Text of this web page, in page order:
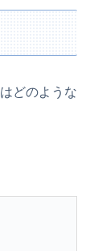
どのような